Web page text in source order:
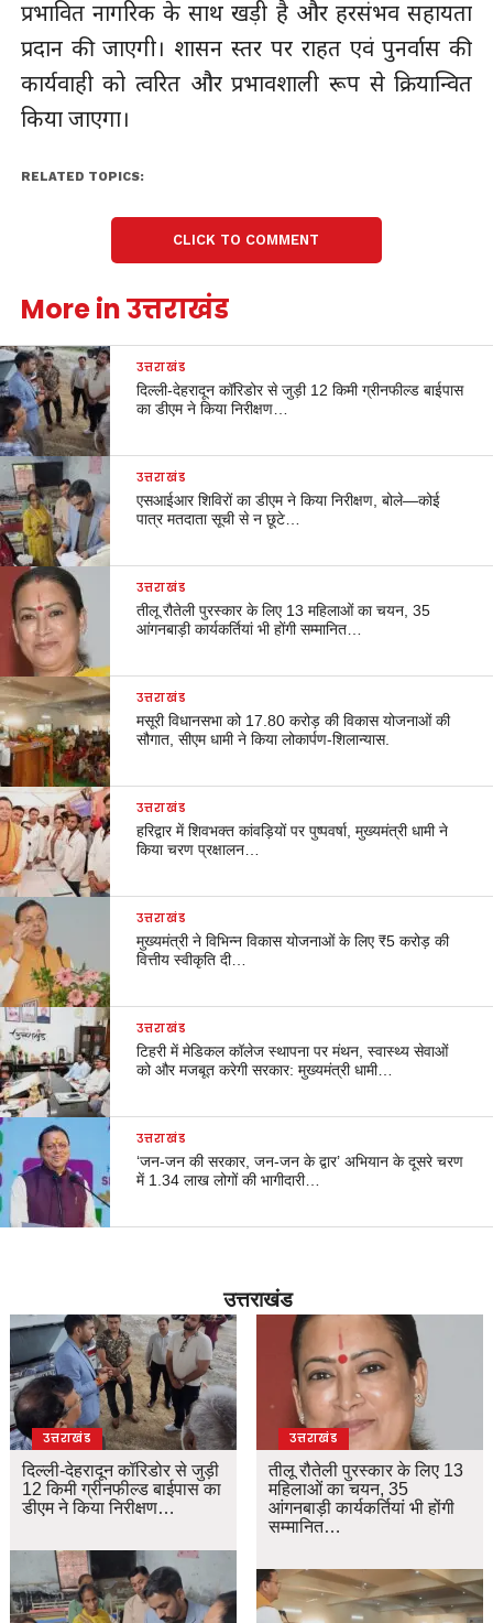
प्रभावित नागरिक के साथ खड़ी है और हरसंभव सहायता
प्रदान की जाएगी। शासन स्तर पर राहत एवं पुनर्वास की
कार्यवाही को त्वरित और प्रभावशाली रूप से क्रियान्वित
किया जाएगा।
RELATED TOPICS:
CLICK TO COMMENT
More in उत्तराखंड
उत्तराखंड
दिल्ली-देहरादून कॉरिडोर से जुड़ी 12 किमी ग्रीनफील्ड बाईपास
का डीएम ने किया निरीक्षण…
उत्तराखंड
एसआईआर शिविरों का डीएम ने किया निरीक्षण, बोले—कोई
पात्र मतदाता सूची से न छूटे…
उत्तराखंड
तीलू रौतेली पुरस्कार के लिए 13 महिलाओं का चयन, 35
आंगनबाड़ी कार्यकर्तियां भी होंगी सम्मानित…
उत्तराखंड
मसूरी विधानसभा को 17.80 करोड़ की विकास योजनाओं की
सौगात, सीएम धामी ने किया लोकार्पण-शिलान्यास.
उत्तराखंड
हरिद्वार में शिवभक्त कांवड़ियों पर पुष्पवर्षा, मुख्यमंत्री धामी ने
किया चरण प्रक्षालन…
उत्तराखंड
मुख्यमंत्री ने विभिन्न विकास योजनाओं के लिए ₹5 करोड़ की
वित्तीय स्वीकृति दी…
उत्तराखंड
टिहरी में मेडिकल कॉलेज स्थापना पर मंथन, स्वास्थ्य सेवाओं
को और मजबूत करेगी सरकार: मुख्यमंत्री धामी…
उत्तराखंड
‘जन-जन की सरकार, जन-जन के द्वार’ अभियान के दूसरे चरण
में 1.34 लाख लोगों की भागीदारी…
उत्तराखंड
उत्तराखंड
दिल्ली-देहरादून कॉरिडोर से जुड़ी
12 किमी ग्रीनफील्ड बाईपास का
डीएम ने किया निरीक्षण…
उत्तराखंड
तीलू रौतेली पुरस्कार के लिए 13
महिलाओं का चयन, 35
आंगनबाड़ी कार्यकर्तियां भी होंगी
सम्मानित…